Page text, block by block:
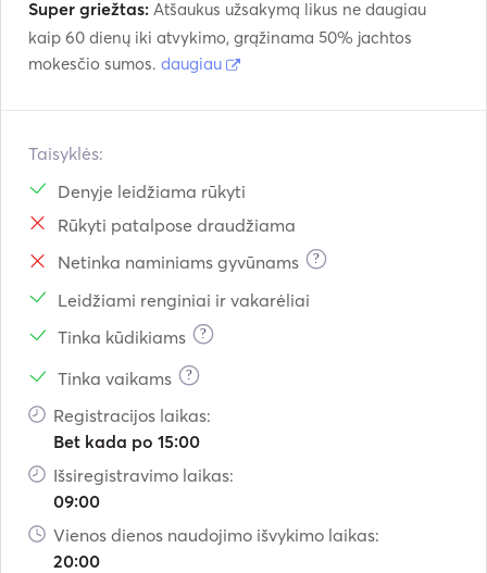
Saulės baterijos
Super griežtas: Atšaukus užsakymą likus ne daugiau
kaip 60 dienų iki atvykimo, grąžinama 50% jachtos
mokesčio sumos. daugiau
Taisyklės:
Denyje leidžiama rūkyti
Rūkyti patalpose draudžiama
Netinka naminiams gyvūnams
?
Leidžiami renginiai ir vakarėliai
Tinka kūdikiams
?
Tinka vaikams ?
Registracijos laikas:
Bet kada po 15:00
Išsiregistravimo laikas:
09:00
Vienos dienos naudojimo išvykimo laikas:
20:00